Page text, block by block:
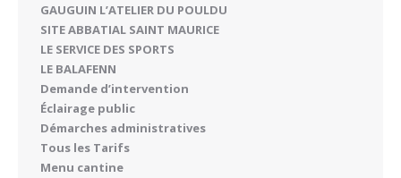
GAUGUIN L’ATELIER DU POULDU
SITE ABBATIAL SAINT MAURICE
LE SERVICE DES SPORTS
LE BALAFENN
Demande d’intervention
Éclairage public
Démarches administratives
Tous les Tarifs
Menu cantine